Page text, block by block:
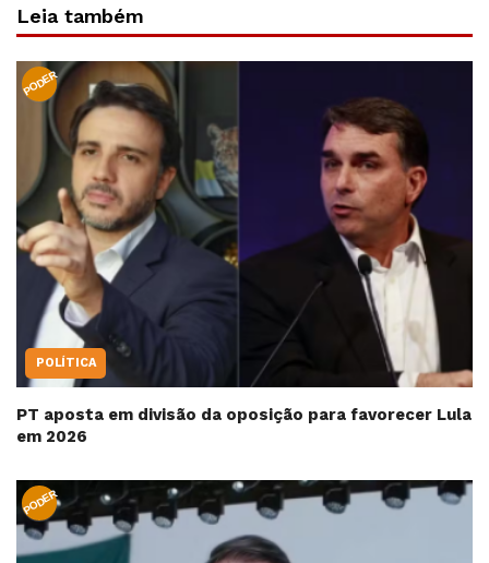
Leia também
PODER
POLÍTICA
PT aposta em divisão da oposição para favorecer Lula
em 2026
PODER